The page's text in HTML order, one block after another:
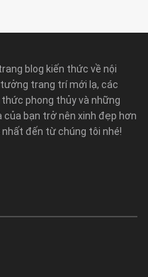
blog kiến thức về nội
trang trí mới lạ, các
phong thủy và những
của bạn trở nên xinh đẹp hơn
đến từ chúng tôi nhé!